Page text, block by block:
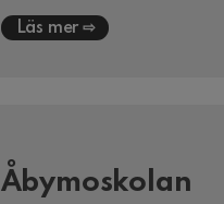
Läs mer
Åbymoskolan